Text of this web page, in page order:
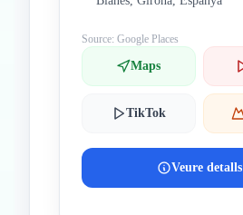
Source: Google Places
Maps
TikTok
Veure detalls